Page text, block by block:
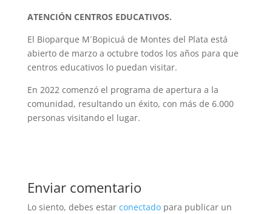
ATENCIÓN CENTROS EDUCATIVOS.
El Bioparque M´Bopicuá de Montes del Plata está
abierto de marzo a octubre todos los años para que
centros educativos lo puedan visitar.
En 2022 comenzó el programa de apertura a la
comunidad, resultando un éxito, con más de 6.000
personas visitando el lugar.
Enviar comentario
Lo siento, debes estar conectadopara publicar un